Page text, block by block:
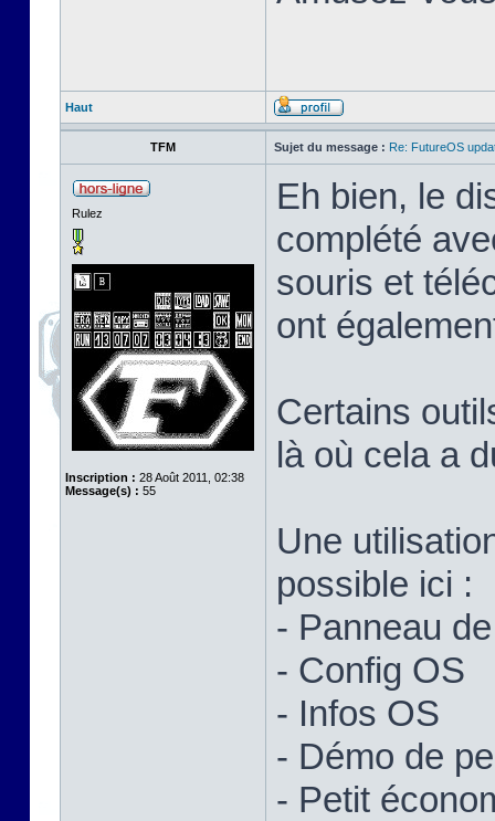
Haut
TFM Sujet du message : Re: FutureOS
Rulez
Inscription : 28 Août 2011, 02:38
Message(s) : 55
Eh bien, le
complété
souris et
ont
Certains
là où cela a
Une
possible ici :
- Panneau
- Config OS
- Infos OS
- Démo de
- Petit